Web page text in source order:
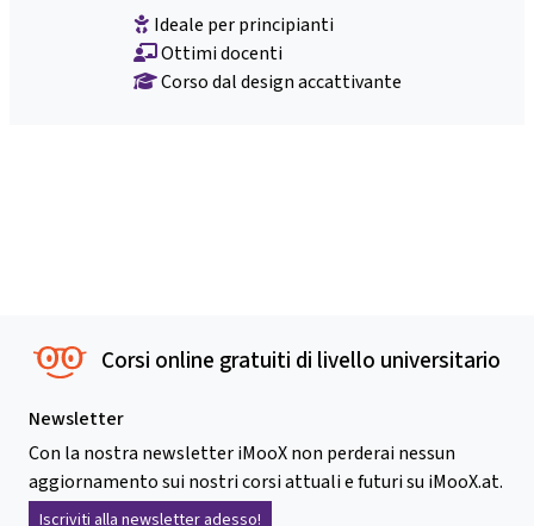
Ideale per principianti
Ottimi docenti
Corso dal design accattivante
Corsi online gratuiti di livello universitario
Newsletter
Con la nostra newsletter iMooX non perderai nessun
aggiornamento sui nostri corsi attuali e futuri su iMooX.at.
Iscriviti alla newsletter adesso!